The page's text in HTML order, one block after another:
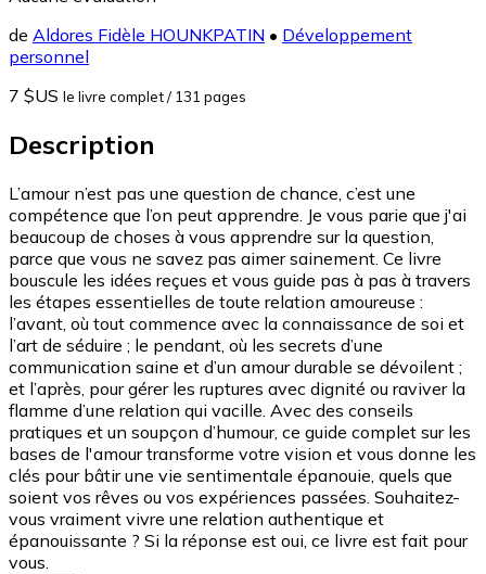
de Aldores Fidèle HOUNKPATIN • Développement
personnel
7 $US le livre complet/ 131 pages
Description
L’amour n’est pas une question de chance, c’est une
compétence que l’on peut apprendre. Je vous parie que j'ai
beaucoup de choses à vous apprendre sur la question,
parce que vous ne savez pas aimer sainement. Ce livre
bouscule les idées reçues et vous guide pas à pas à travers
les étapes essentielles de toute relation amoureuse :
l’avant, où tout commence avec la connaissance de soi et
l’art de séduire ; le pendant, où les secrets d’une
communication saine et d’un amour durable se dévoilent ;
et l’après, pour gérer les ruptures avec dignité ou raviver la
flamme d’une relation qui vacille. Avec des conseils
pratiques et un soupçon d’humour, ce guide complet sur les
bases de l'amour transforme votre vision et vous donne les
clés pour bâtir une vie sentimentale épanouie, quels que
soient vos rêves ou vos expériences passées. Souhaitez-
vous vraiment vivre une relation authentique et
épanouissante ? Si la réponse est oui, ce livre est fait pour
vous.